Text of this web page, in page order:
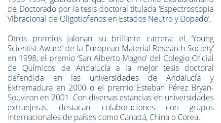
de Doctorado por la tesis doctoral titulada ‘Espectroscopia
Vibracional de Oligotiofenos en Estados Neutro y Dopado’.
Otros premios jalonan su brillante carrera: el ‘Young
Scientist Award’ de la European Material Research Society’
en 1998, el premio ‘San Alberto Magno’ del Colegio Oficial
de Químicos de Andalucía a la mejor tesis doctoral
defendida en las universidades de Andalucía y
Extremadura en 2000 o el premio Esteban Pérez Bryan-
Souviron en 2001. Con diversas estancias en universidades
extranjeras, destacan colaboraciones con grupos
internacionales de países como Canadá, China o Corea.